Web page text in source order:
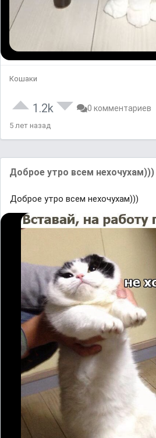
Кошаки
1.2k 0 комментариев
5 лет назад
Доброе утро всем нехочухам)))
Доброе утро всем нехочухам)))